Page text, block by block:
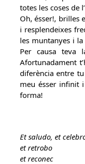
totes les coses de
Oh, ésser!, brilles
i resplendeixes
les muntanyes i
Per causa teva
Afortunadament
diferència entre
meu ésser infinit i
forma!
Et saludo, et
et retrobo
et reconec